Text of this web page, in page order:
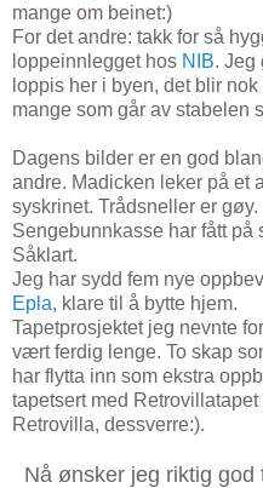
mange om beinet:)
For det andre: takk for så
loppeinnlegget hos NIB. Jeg
loppis her i byen, det blir
mange som går av stabelen
Dagens bilder er en god
andre. Madicken leker på et
syskrinet. Trådsneller er gøy.
Sengebunnkasse har fått på
Såklart.
Jeg har sydd fem nye
Epla, klare til å bytte hjem.
Tapetprosjektet jeg nevnte
vært ferdig lenge. To skap
har flytta inn som ekstra
tapetsert med
Retrovilla, dessverre:).
Nå ønsker jeg riktig